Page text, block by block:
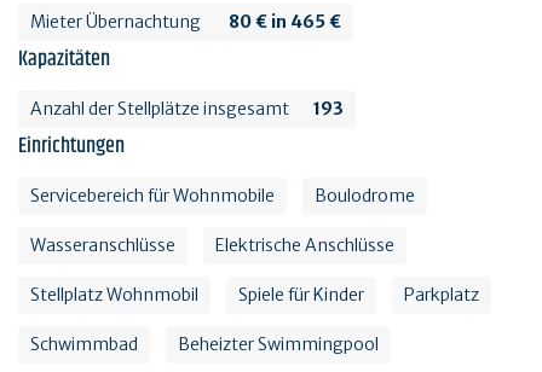
Mieter Übernachtung 80 € in 465 €
Kapazitäten
Anzahl der Stellplätze insgesamt 193
Einrichtungen
Servicebereich für Wohnmobile Boulodrome
Wasseranschlüsse Elektrische Anschlüsse
Stellplatz Wohnmobil Spiele für Kinder Parkplatz
Schwimmbad Beheizter Swimmingpool